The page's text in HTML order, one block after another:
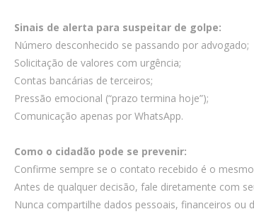
Sinais de alerta para suspeitar de golpe:
Número desconhecido se passando por advogado;
Solicitação de valores com urgência;
Contas bancárias de terceiros;
Pressão emocional (“prazo termina hoje”);
Comunicação apenas por WhatsApp.
Como o cidadão pode se prevenir:
Confirme sempre se o contato recebido é o
Antes de qualquer decisão, fale diretamente com
Nunca compartilhe dados pessoais, financeiros